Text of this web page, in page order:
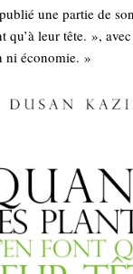
une partie de
qu’à leur tête. »,
ni économie. »